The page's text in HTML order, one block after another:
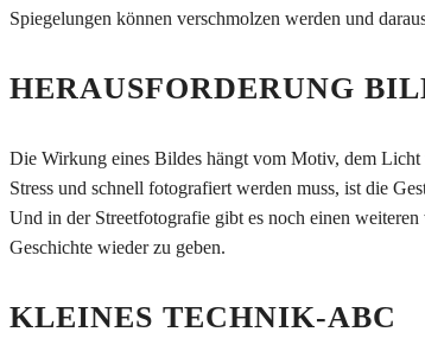
Spiegelungen können verschmolzen werden und
HERAUSFORDERUNG
Die Wirkung eines Bildes hängt vom Motiv, dem
Stress und schnell fotografiert werden muss, ist die
Und in der Streetfotografie gibt es noch einen
Geschichte wieder zu geben.
KLEINES TECHNIK-ABC